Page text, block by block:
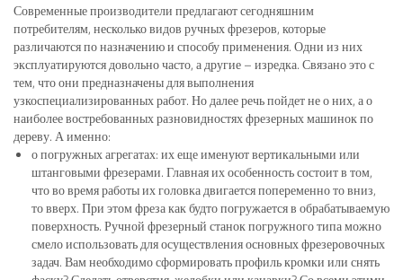
Современные производители предлагают сегодняшним
потребителям, несколько видов ручных фрезеров, которые
различаются по назначению и способу применения. Одни из них
эксплуатируются довольно часто, а другие – изредка. Связано это с
тем, что они предназначены для выполнения
узкоспециализированных работ. Но далее речь пойдет не о них, а о
наиболее востребованных разновидностях фрезерных машинок по
дереву. А именно:
о погружных агрегатах: их еще именуют вертикальными или
штанговыми фрезерами. Главная их особенность состоит в том,
что во время работы их головка двигается попеременно то вниз,
то вверх. При этом фреза как будто погружается в обрабатываемую
поверхность. Ручной фрезерный станок погружного типа можно
смело использовать для осуществления основных фрезеровочных
задач. Вам необходимо сформировать профиль кромки или снять